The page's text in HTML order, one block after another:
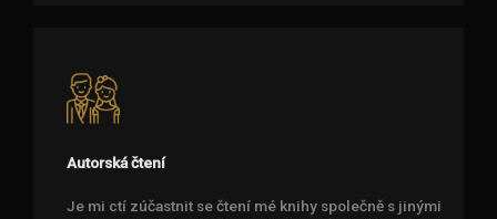
Autorská čtení
Je mi ctí zúčastnit se čtení mé knihy společně s jinými